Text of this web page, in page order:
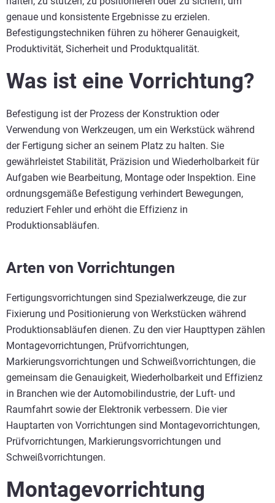
genaue und konsistente Ergebnisse zu erzielen.
Befestigungstechniken führen zu höherer Genauigkeit,
Produktivität, Sicherheit und Produktqualität.
Was ist eine Vorrichtung?
Befestigung ist der Prozess der Konstruktion oder
Verwendung von Werkzeugen, um ein Werkstück während
der Fertigung sicher an seinem Platz zu halten. Sie
gewährleistet Stabilität, Präzision und Wiederholbarkeit für
Aufgaben wie Bearbeitung, Montage oder Inspektion. Eine
ordnungsgemäße Befestigung verhindert Bewegungen,
reduziert Fehler und erhöht die Effizienz in
Produktionsabläufen.
Arten von Vorrichtungen
Fertigungsvorrichtungen sind Spezialwerkzeuge, die zur
Fixierung und Positionierung von Werkstücken während
Produktionsabläufen dienen. Zu den vier Haupttypen zählen
Montagevorrichtungen, Prüfvorrichtungen,
Markierungsvorrichtungen und Schweißvorrichtungen, die
gemeinsam die Genauigkeit, Wiederholbarkeit und Effizienz
in Branchen wie der Automobilindustrie, der Luft- und
Raumfahrt sowie der Elektronik verbessern. Die vier
Hauptarten von Vorrichtungen sind Montagevorrichtungen,
Prüfvorrichtungen, Markierungsvorrichtungen und
Schweißvorrichtungen.
Montagevorrichtung